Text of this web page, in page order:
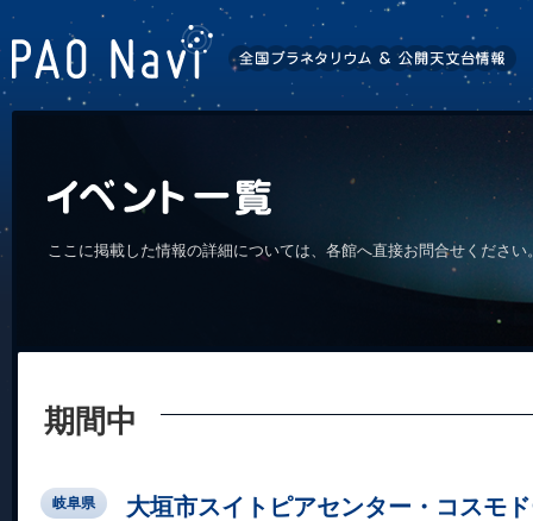
ここに掲載した情報の詳細については、各館へ直接お問合せくださ
期間中
岐阜県 大垣市スイトピアセンター・コスモ